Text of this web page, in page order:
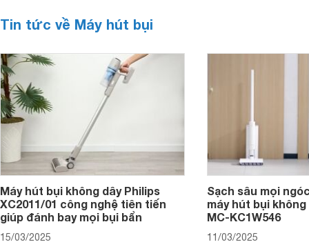
Tin tức về Máy hút bụi
Máy hút bụi không dây Philips
XC2011/01 công nghệ tiên tiến
giúp đánh bay mọi bụi bẩn
15/03/2025
Sạch sâu mọi
máy hút bụi
MC-KC1W546
11/03/2025